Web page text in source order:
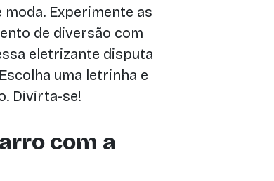
moda. Experimente as
de diversão com
eletrizante disputa
uma letrinha e
Divirta-se!
com a